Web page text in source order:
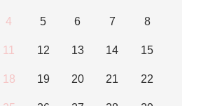
4 5 6 7 8
11 12 13 14 15
18 19 20 21 22